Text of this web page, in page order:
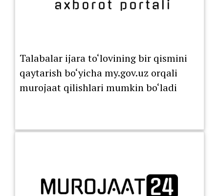
Talabalar ijara to‘lovining bir qismini
qaytarish bo‘yicha my.gov.uz orqali
murojaat qilishlari mumkin bo‘ladi